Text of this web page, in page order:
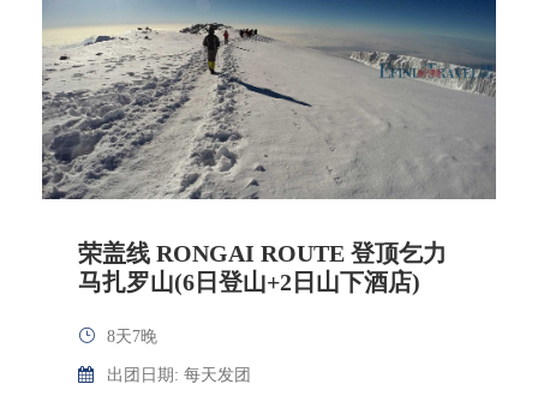
荣盖线 RONGAI ROUTE 登顶乞力
马扎罗山(6日登山+2日山下酒店)
8天7晚
出团日期: 每天发团